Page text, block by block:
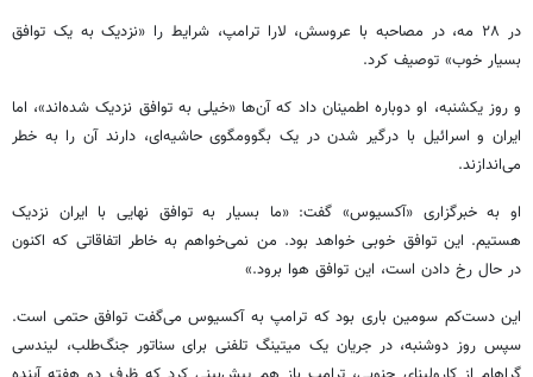
در ۲۸ مه، در مصاحبه با عروسش، لارا ترامپ، شرایط را «نزدیک به یک توافق
بسیار خوب» توصیف کرد.
و روز یکشنبه، او دوباره اطمینان داد که آن‌ها «خیلی به توافق نزدیک شده‌اند»، اما
ایران و اسرائیل با درگیر شدن در یک بگوومگوی حاشیه‌ای، دارند آن را به خطر
می‌اندازند.
او به خبرگزاری «آکسیوس» گفت: «ما بسیار به توافق نهایی با ایران نزدیک
هستیم. این توافق خوبی خواهد بود. من نمی‌خواهم به خاطر اتفاقاتی که اکنون
در حال رخ دادن است، این توافق هوا برود.»
این دست‌کم سومین باری بود که ترامپ به آکسیوس می‌گفت توافق حتمی است.
سپس روز دوشنبه، در جریان یک میتینگ تلفنی برای سناتور جنگ‌طلب، لیندسی